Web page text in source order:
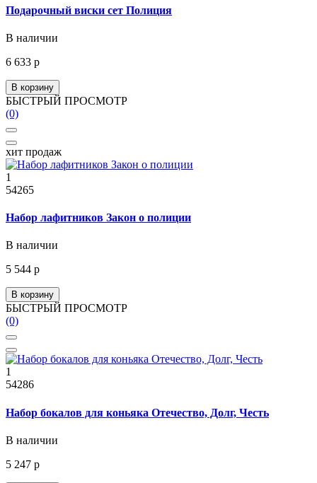
Подарочный виски сет Полиция
В наличии
6 633 р
В корзину
БЫСТРЫЙ ПРОСМОТР
(0)
хит продаж
1
54265
Набор лафитников Закон о полиции
В наличии
5 544 р
В корзину
БЫСТРЫЙ ПРОСМОТР
(0)
1
54286
Набор бокалов для коньяка Отечество, Долг, Честь
В наличии
5 247 р